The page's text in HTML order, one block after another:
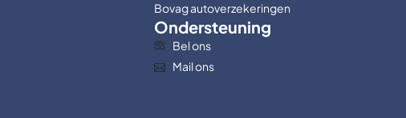
Bovag autoverzekeringen
Ondersteuning
Bel ons
Mail ons